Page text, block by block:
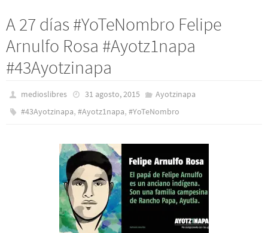
A 27 días #YoTeNombro Felipe
Arnulfo Rosa #Ayotz1napa
#43Ayotzinapa
medioslibres 31 agosto, 2015
Ayotzinapa
#43Ayotzinapa,#Ayotz1napa,#YoTeNombro